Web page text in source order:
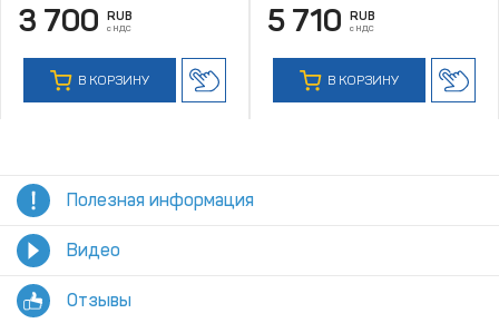
3 700 RUB
с НДС
В КОРЗИНУ
5 710 RUB
с НДС
В КОРЗИНУ
Полезная информация
Видео
Отзывы